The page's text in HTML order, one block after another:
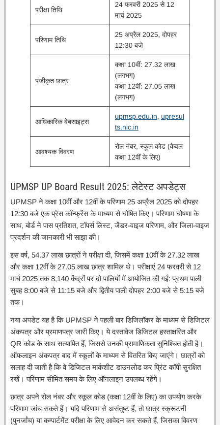
परीक्षा तिथि
24 फरवरी 2025 से 12
मार्च 2025
परिणाम तिथि
25 अप्रैल 2025, दोपहर
12:30 बजे
पंजीकृत छात्र
कक्षा 10वीं: 27.32 लाख
(लगभग)
कक्षा 12वीं: 27.05 लाख
(लगभग)
आधिकारिक वेबसाइट्स
upmsp.edu.in, upresul
ts.nic.in
आवश्यक विवरण
रोल नंबर, स्कूल कोड (केवल
कक्षा 12वीं के लिए)
UPMSP UP Board Result 2025: लेटेस्ट अपडेट्स
UPMSP ने कक्षा 10वीं और 12वीं के परिणाम 25 अप्रैल 2025 को दोपहर
12:30 बजे एक प्रेस कॉन्फ्रेंस के माध्यम से घोषित किए। परिणाम घोषणा के
साथ, बोर्ड ने पास प्रतिशत, टॉपर्स लिस्ट, जेंडर-वाइज परिणाम, और जिला-वाइज
प्रदर्शन की जानकारी भी साझा की।
इस वर्ष, 54.37 लाख छात्रों ने परीक्षा दी, जिसमें कक्षा 10वीं के 27.32 लाख
और कक्षा 12वीं के 27.05 लाख छात्र शामिल थे। परीक्षाएं 24 फरवरी से 12
मार्च 2025 तक 8,140 केंद्रों पर दो पालियों में आयोजित की गईं: प्रथम पाली
सुबह 8:00 बजे से 11:15 बजे और द्वितीय पाली दोपहर 2:00 बजे से 5:15 बजे
तक।
नया अपडेट यह है कि UPMSP ने पहली बार डिजिलॉकर के माध्यम से डिजिटल
अंकपत्र और प्रमाणपत्र जारी किए। ये दस्तावेज डिजिटल हस्ताक्षरित और
QR कोड के साथ सत्यापित हैं, जिससे उनकी प्रामाणिकता सुनिश्चित होती है।
ऑफलाइन अंकपत्र बाद में स्कूलों के माध्यम से वितरित किए जाएंगे। छात्रों को
सलाह दी जाती है कि वे डिजिटल मार्कशीट डाउनलोड कर प्रिंट कॉपी सुरक्षित
रखें। परिणाम सीमित समय के लिए ऑनलाइन उपलब्ध रहेंगे।
छात्र अपने रोल नंबर और स्कूल कोड (कक्षा 12वीं के लिए) का उपयोग करके
परिणाम जांच सकते हैं। यदि परिणाम से असंतुष्ट हैं, तो छात्र स्क्रूटनी
(पुनर्जांच) या कम्पार्टमेंट परीक्षा के लिए आवेदन कर सकते हैं, जिसका विवरण